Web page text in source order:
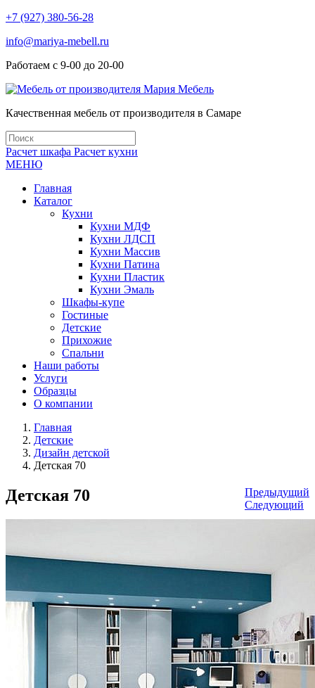
+7 (927) 380-56-28
info@mariya-mebell.ru
Работаем с 9-00 до 20-00
Качественная мебель от производителя в Самаре
Расчет шкафа Расчет кухни
МЕНЮ
Главная
Каталог
Кухни
Кухни МДФ
Кухни ЛДСП
Кухни Массив
Кухни Патина
Кухни Пластик
Кухни Эмаль
Шкафы-купе
Гостиные
Детские
Прихожие
Спальни
Наши работы
Услуги
Образцы
О компании
Главная
Детские
Дизайн детской
Детская 70
Предыдущий
Следующий
Детская 70